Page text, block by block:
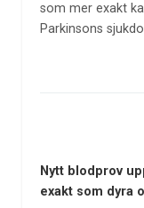
som mer exakt
Parkinsons
Nytt blodprov
exakt som dyra